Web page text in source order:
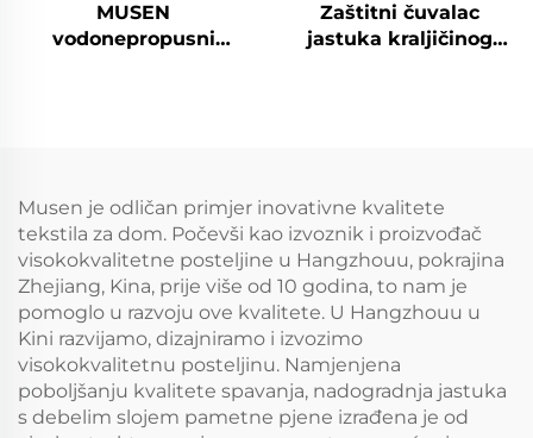
MUSEN
vodonepropusni
se može prati u perilici
rublja
Zaštitni čuvalac
jastuka kraljičinog
spavaću sobu, hotel
(siva boja)
Musen je odličan primjer inovativne kvalitete
tekstila za dom. Počevši kao izvoznik i proizvođač
visokokvalitetne posteljine u Hangzhouu, pokrajina
Zhejiang, Kina, prije više od 10 godina, to nam je
pomoglo u razvoju ove kvalitete. U Hangzhouu u
Kini razvijamo, dizajniramo i izvozimo
visokokvalitetnu posteljinu. Namjenjena
poboljšanju kvalitete spavanja, nadogradnja jastuka
s debelim slojem pametne pjenе izrađena je od